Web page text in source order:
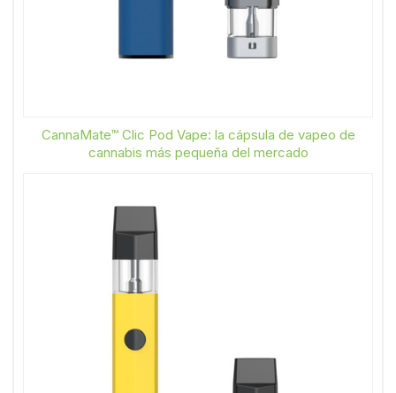
CannaMate™ Clic Pod Vape: la cápsula de vapeo de
cannabis más pequeña del mercado